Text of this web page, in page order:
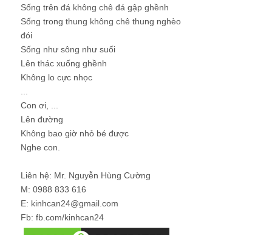
Sống trên đá không chê đá gập ghềnh
Sống trong thung không chê thung nghèo
đói
Sống như sông như suối
Lên thác xuống ghềnh
Không lo cực nhọc
...
Con ơi, ...
Lên đường
Không bao giờ nhỏ bé được
Nghe con.
Liên hệ: Mr. Nguyễn Hùng Cường
M: 0988 833 616
E: kinhcan24@gmail.com
Fb: fb.com/kinhcan24